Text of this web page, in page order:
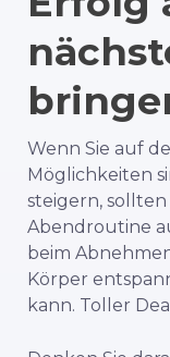
Wenn Sie auf
Möglichkeiten
steigern, sollten
Abendroutine
beim
Körper
kann. Toller